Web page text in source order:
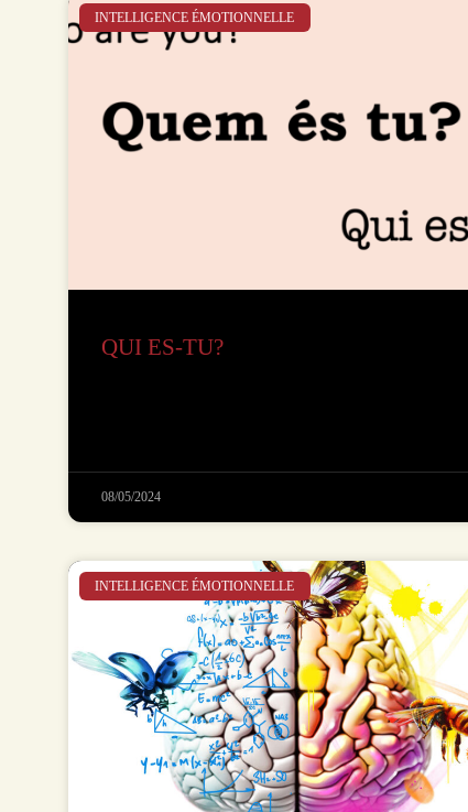
INTELLIGENCE ÉMOTIONNELLE
QUI ES-TU?
08/05/2024
INTELLIGENCE ÉMOTIONNELLE